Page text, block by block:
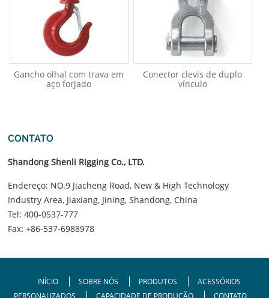
Gancho olhal com trava em
aço forjado
Conector clevis de duplo
vínculo
CONTATO
Shandong Shenli Rigging Co., LTD.
Endereço: NO.9 Jiacheng Road, New & High Technology
Industry Area, Jiaxiang, Jining, Shandong, China
Tel:400-0537-777
Fax: +86-537-6988978
INÍCIO SOBRE NÓS PRODUTOS
ACESSÓRIOS